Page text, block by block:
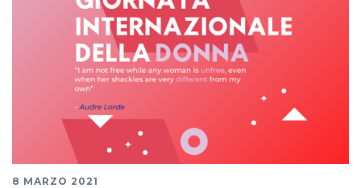
8 MARZO 2021